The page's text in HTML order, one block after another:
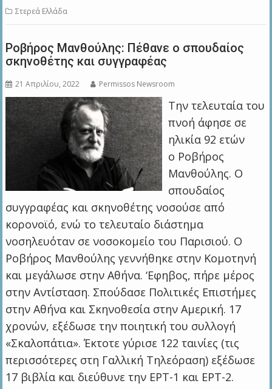
Στερεά Ελλάδα
Ροβήρος Μανθούλης: Πέθανε ο σπουδαίος
σκηνοθέτης και συγγραφέας
21 Απριλίου, 2022 Permissos Newsroom
Την τελευταία του
πνοή άφησε σε
ηλικία 92 ετών
ο Ροβήρος
Μανθούλης. Ο
σπουδαίος
συγγραφέας και σκηνοθέτης νοσούσε από
κορονοϊό, ενώ το τελευταίο διάστημα
νοσηλευόταν σε νοσοκομείο του Παρισιού. Ο
Ροβήρος Μανθούλης γεννήθηκε στην Κομοτηνή
και μεγάλωσε στην Αθήνα. ‘Εφηβος, πήρε μέρος
στην Αντίσταση. Σπούδασε Πολιτικές Επιστήμες
στην Αθήνα και Σκηνοθεσία στην Αμερική. 17
χρονών, εξέδωσε την ποιητική του συλλογή
«Σκαλοπάτια». Έκτοτε γύρισε 122 ταινίες (τις
περισσότερες στη Γαλλική Τηλεόραση) εξέδωσε
17 βιβλία και διεύθυνε την ΕΡΤ-1 και ΕΡΤ-2.